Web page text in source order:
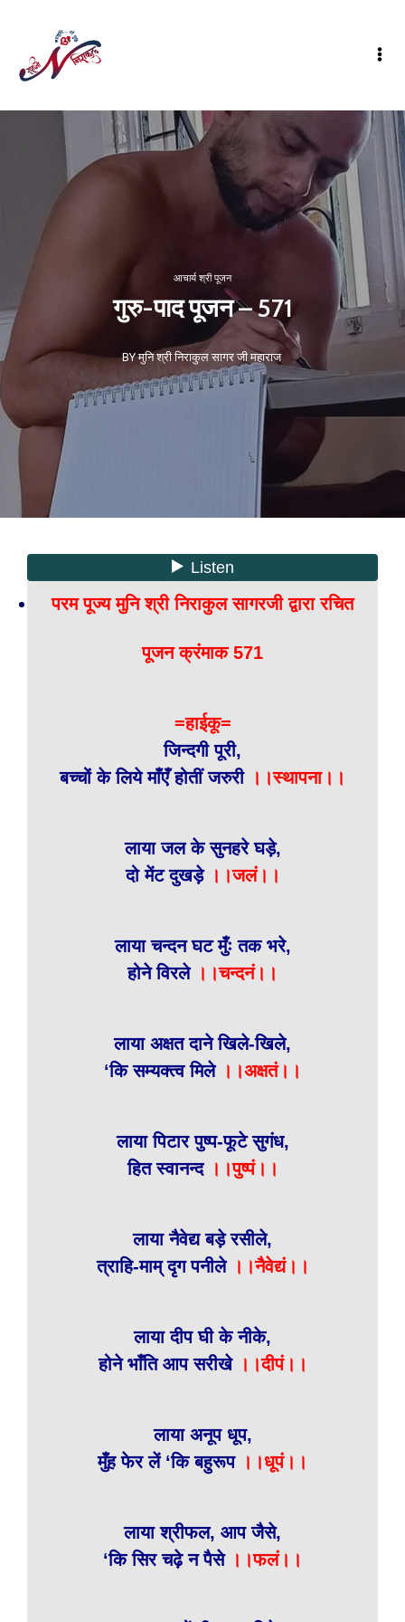
आचार्य श्री पूजन
गुरु-पाद पूजन – 571
BY मुनि श्री निराकुल सागर जी महाराज
परम पूज्य मुनि श्री निराकुल सागरजी द्वारा रचित
पूजन क्रंमाक 571
=हाईकू=
जिन्दगी पूरी,
बच्चों के लिये माँएँ होतीं जरुरी।।स्थापना।।
लाया जल के सुनहरे घड़े,
दो मेंट दुखड़े।।जलं।।
लाया चन्दन घट मुँः तक भरे,
होने विरले।।चन्दनं।।
लाया अक्षत दाने खिले-खिले,
‘कि सम्यक्त्व मिले ।।अक्षतं।।
लाया पिटार पुष्प-फूटे सुगंध,
हित स्वानन्द।।पुष्पं।।
लाया नैवेद्य बड़े रसीले,
त्राहि-माम् दृग पनीले ।।नैवेद्यं।।
लाया दीप घी के नीके,
होने भाँति आप सरीखे ।।दीपं।।
लाया अनूप धूप,
मुँह फेर लें ‘कि बहुरूप ।।धूपं।।
लाया श्रीफल, आप जैसे,
‘कि सिर चढ़े न पैसे।।फलं।।